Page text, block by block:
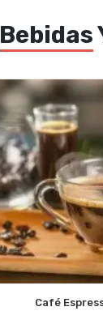
Bebidas
Café